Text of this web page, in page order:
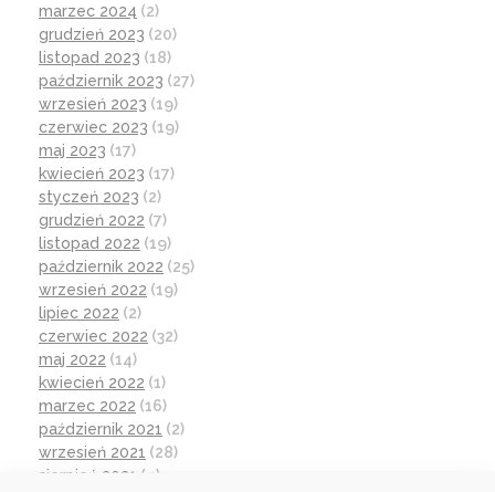
marzec 2024 (2)
grudzień 2023 (20)
listopad 2023 (18)
październik 2023 (27)
wrzesień 2023 (19)
czerwiec 2023 (19)
maj 2023 (17)
kwiecień 2023 (17)
styczeń 2023 (2)
grudzień 2022 (7)
listopad 2022 (19)
październik 2022 (25)
wrzesień 2022 (19)
lipiec 2022 (2)
czerwiec 2022 (32)
maj 2022 (14)
kwiecień 2022 (1)
marzec 2022 (16)
październik 2021 (2)
wrzesień 2021 (28)
sierpień 2021 (4)